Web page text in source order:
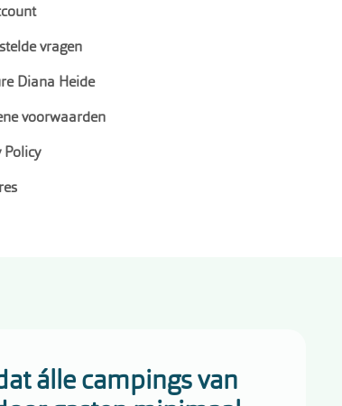
vragen
Diana Heide
voorwaarden
Policy
álle campings van